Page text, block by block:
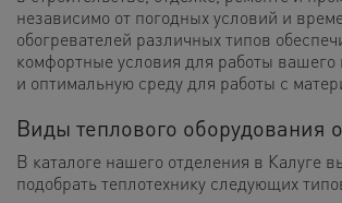
независимо от погодных условий и
обогревателей различных типов
комфортные условия для работы вашего
и оптимальную среду для работы с
Виды теплового оборудования
В каталоге нашего отделения в Калуге
подобрать теплотехнику следующих